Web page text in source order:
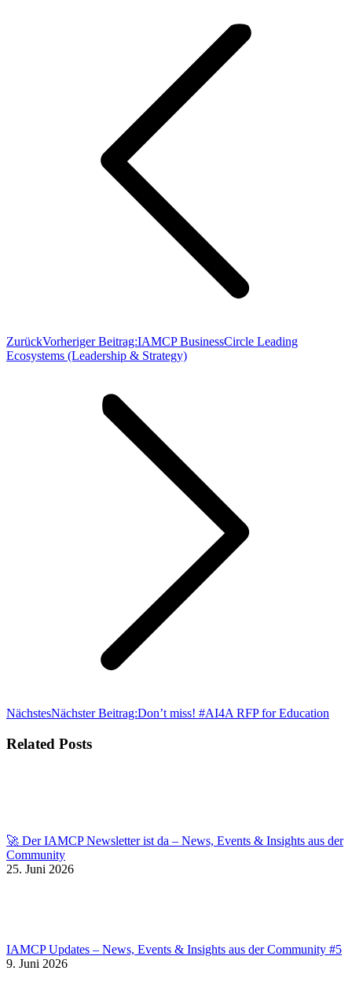
ZurückVorheriger Beitrag:IAMCP BusinessCircle Leading
Ecosystems (Leadership & Strategy)
NächstesNächster Beitrag:Don’t miss! #AI4A RFP for Education
Related Posts
🚀 Der IAMCP Newsletter ist da – News, Events & Insights aus der
Community
25. Juni 2026
IAMCP Updates – News, Events & Insights aus der Community #5
9. Juni 2026